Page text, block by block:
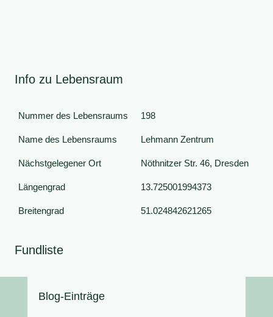
Info zu Lebensraum
Nummer des Lebensraums 198
Name des Lebensraums Lehmann Zentrum
Nächstgelegener Ort Nöthnitzer Str. 46, Dresden
Längengrad 13.725001994373
Breitengrad 51.024842621265
Fundliste
Blog-Einträge